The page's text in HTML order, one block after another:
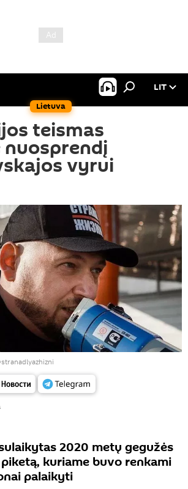
Lietuva
LIT
teismas
nuosprendį
vyrui
2020 metų gegužės
kuriame buvo renkami
palaikyti